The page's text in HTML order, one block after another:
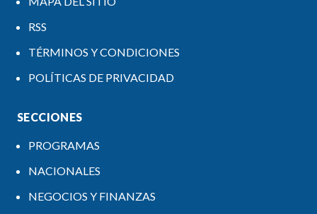
RSS
TÉRMINOS Y CONDICIONES
POLÍTICAS DE PRIVACIDAD
SECCIONES
PROGRAMAS
NACIONALES
NEGOCIOS Y FINANZAS